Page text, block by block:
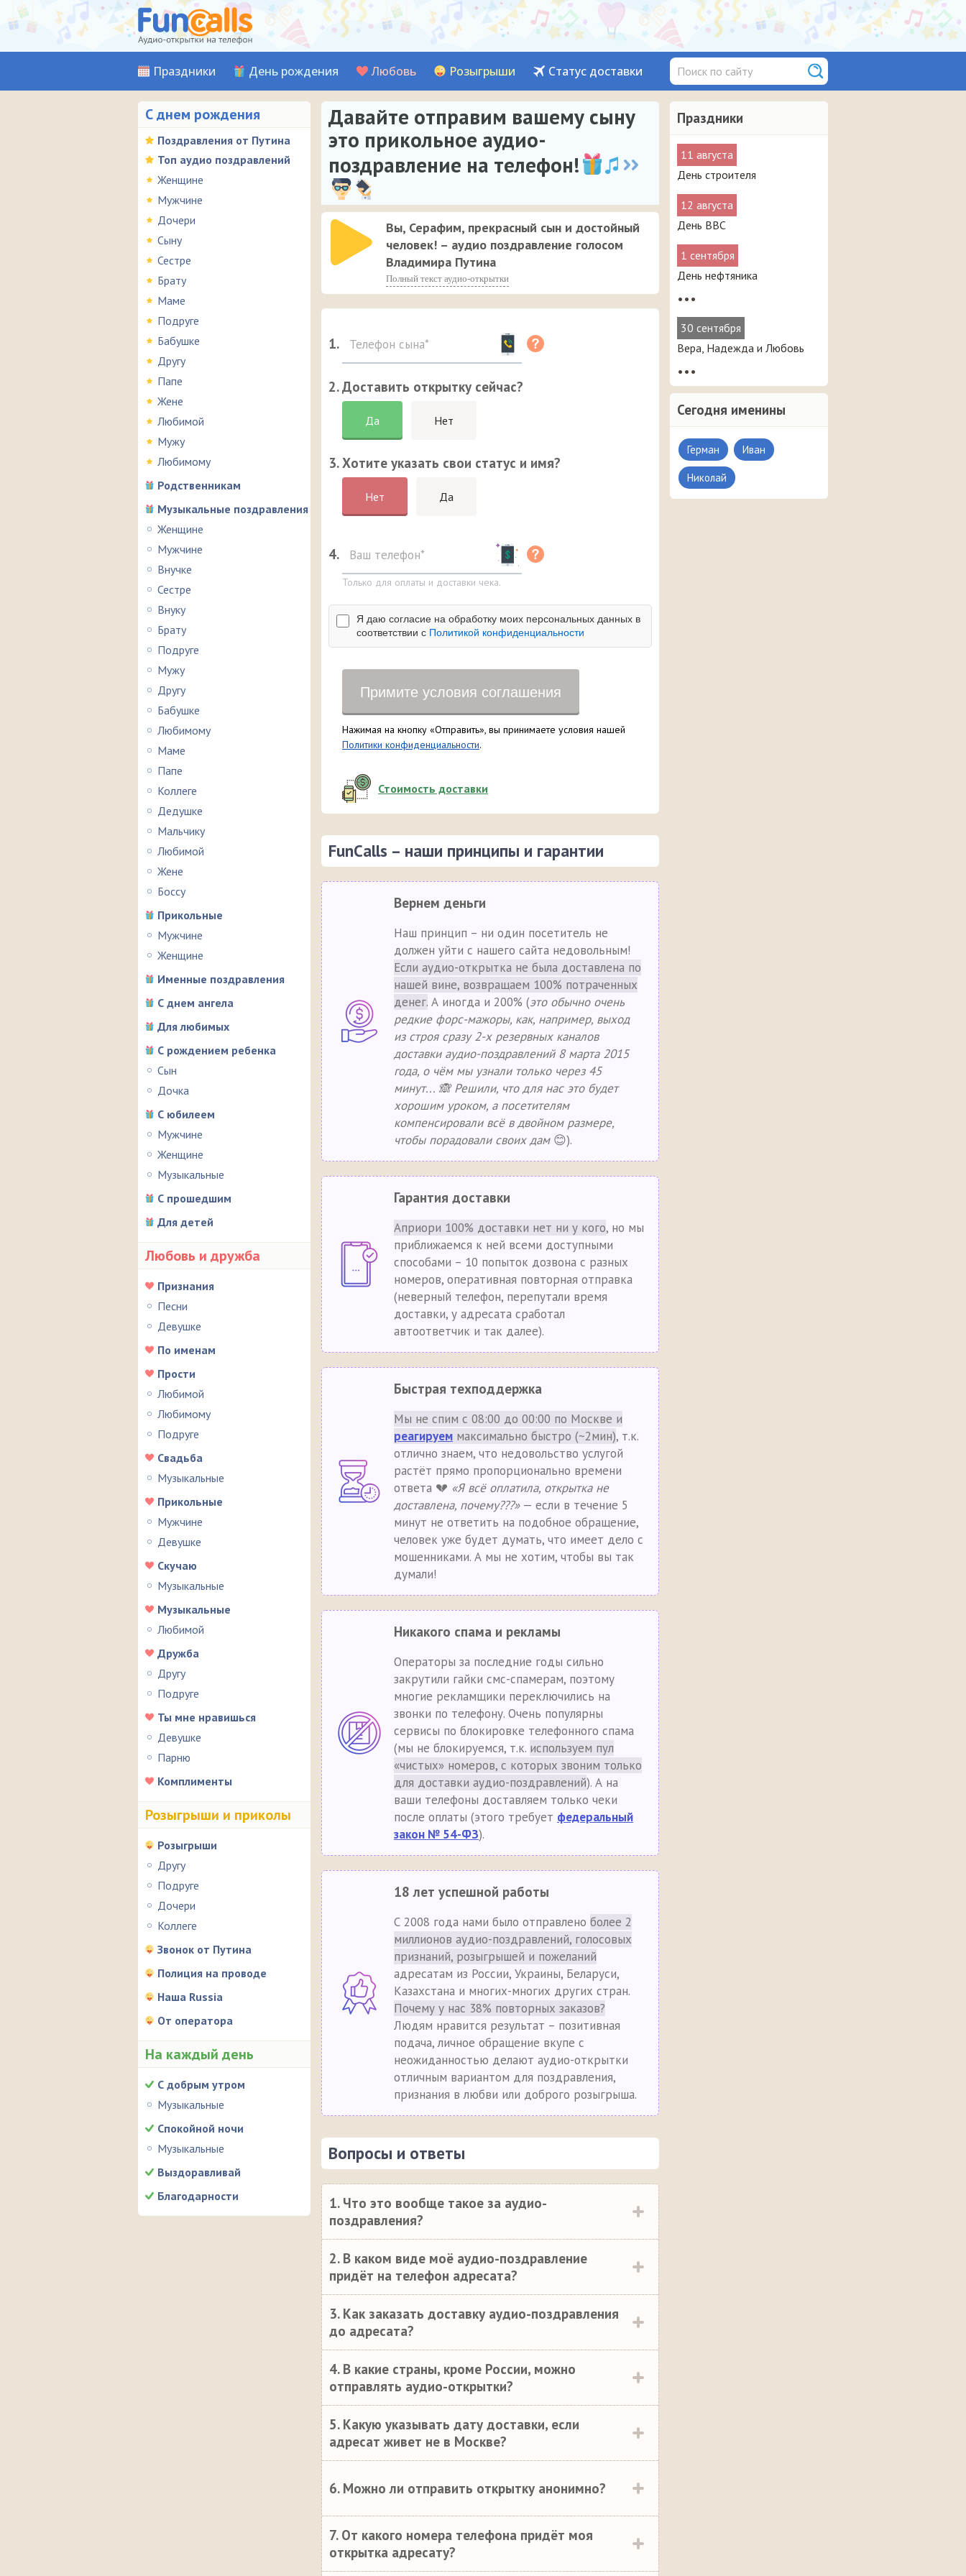
Праздники День рождения Любовь Розыгрыши Статус доставки
С днем рождения
Поздравления от Путина
Топ аудио поздравлений
Женщине
Мужчине
Дочери
Сыну
Сестре
Брату
Маме
Подруге
Бабушке
Другу
Папе
Жене
Любимой
Мужу
Любимому
Родственникам
Музыкальные поздравления
Женщине
Мужчине
Внучке
Сестре
Внуку
Брату
Подруге
Мужу
Другу
Бабушке
Любимому
Маме
Папе
Коллеге
Дедушке
Мальчику
Любимой
Жене
Боссу
Прикольные
Мужчине
Женщине
Именные поздравления
С днем ангела
Для любимых
С рождением ребенка
Сын
Дочка
С юбилеем
Мужчине
Женщине
Музыкальные
С прошедшим
Для детей
Любовь и дружба
Признания
Песни
Девушке
По именам
Прости
Любимой
Любимому
Подруге
Свадьба
Музыкальные
Прикольные
Мужчине
Девушке
Скучаю
Музыкальные
Музыкальные
Любимой
Дружба
Другу
Подруге
Ты мне нравишься
Девушке
Парню
Комплименты
Розыгрыши и приколы
Розыгрыши
Другу
Подруге
Дочери
Коллеге
Звонок от Путина
Полиция на проводе
Наша Russia
От оператора
На каждый день
С добрым утром
Музыкальные
Спокойной ночи
Музыкальные
Выздоравливай
Благодарности
Праздники
11 августа
День строителя
12 августа
День ВВС
1 сентября
День нефтяника
•••
30 сентября
Вера, Надежда и Любовь
•••
Сегодня именины
Герман Иван
Николай
Давайте отправим вашему сыну
это прикольное аудио-
поздравление на телефон!
Вы, Серафим, прекрасный сын и достойный
человек! – аудио поздравление голосом
Владимира Путина
Полный текст аудио-открытки
1.
2. Доставить открытку сейчас?
Да Нет
3. Хотите указать свои статус и имя?
Нет Да
4.
Только для оплаты и доставки чека.
Я даю согласие на обработку моих персональных данных в
соответствии с Политикой конфиденциальности
Примите условия соглашения
Нажимая на кнопку «Отправить», вы принимаете условия нашей
Политики конфиденциальности.
Стоимость доставки
FunCalls – наши принципы и гарантии
Вернем деньги
Наш принцип – ни один посетитель не
должен уйти с нашего сайта недовольным!
Если аудио-открытка не была доставлена по
нашей вине, возвращаем 100% потраченных
денег. А иногда и 200% (это обычно очень
редкие форс-мажоры, как, например, выход
из строя сразу 2-х резервных каналов
доставки аудио-поздравлений 8 марта 2015
года, о чём мы узнали только через 45
минут... 🙈 Решили, что для нас это будет
хорошим уроком, а посетителям
компенсировали всё в двойном размере,
чтобы порадовали своих дам😊).
Гарантия доставки
Априори 100% доставки нет ни у кого, но мы
приближаемся к ней всеми доступными
способами – 10 попыток дозвона с разных
номеров, оперативная повторная отправка
(неверный телефон, перепутали время
доставки, у адресата сработал
автоответчик и так далее).
Быстрая техподдержка
Мы не спим с 08:00 до 00:00 по Москве и
реагируем максимально быстро (~2мин), т.к.
отлично знаем, что недовольство услугой
растёт прямо пропорционально времени
ответа 💔 «Я всё оплатила, открытка не
доставлена, почему???»— если в течение 5
минут не ответить на подобное обращение,
человек уже будет думать, что имеет дело с
мошенниками. А мы не хотим, чтобы вы так
думали!
Никакого спама и рекламы
Операторы за последние годы сильно
закрутили гайки смс-спамерам, поэтому
многие рекламщики переключились на
звонки по телефону. Очень популярны
сервисы по блокировке телефонного спама
(мы не блокируемся, т.к. используем пул
«чистых» номеров, с которых звоним только
для доставки аудио-поздравлений). А на
ваши телефоны доставляем только чеки
после оплаты (этого требует федеральный
закон № 54-ФЗ).
18 лет успешной работы
С 2008 года нами было отправлено более 2
миллионов аудио-поздравлений, голосовых
признаний, розыгрышей и пожеланий
адресатам из России, Украины, Беларуси,
Казахстана и многих-многих других стран.
Почему у нас 38% повторных заказов?
Людям нравится результат – позитивная
подача, личное обращение вкупе с
неожиданностью делают аудио-открытки
отличным вариантом для поздравления,
признания в любви или доброго розыгрыша.
Вопросы и ответы
1. Что это вообще такое за аудио-
поздравления?
2. В каком виде моё аудио-поздравление
придёт на телефон адресата?
3. Как заказать доставку аудио-поздравления
до адресата?
4. В какие страны, кроме России, можно
отправлять аудио-открытки?
5. Какую указывать дату доставки, если
адресат живет не в Москве?
6. Можно ли отправить открытку анонимно?
7. От какого номера телефона придёт моя
открытка адресату?